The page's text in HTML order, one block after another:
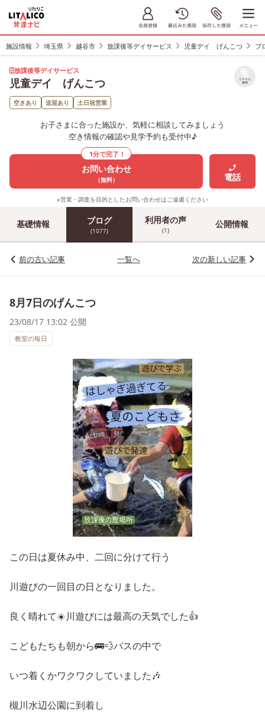
施設情報 埼玉県 越谷市 放課後等デイサービス 児童デイ げんこつ ブ
放課後等デイサービス
児童デイ げんこつ リストに
保存
空きあり 送迎あり 土日祝営業
お子さまに合った施設か、気軽に相談してみましょう
空き情報の確認や見学予約も受付中♪
1分で完了！
お問い合わせ
（無料） 電話
※営業・調査を目的としたお問い合わせはご遠慮ください
基礎情報 ブログ
(1077)
利用者の声
(1)
公開情報
前の古い記事 一覧へ 次の新しい記事
8月7日のげんこつ
23/08/17 13:02 公開
教室の毎日
この日は夏休み中、二回に分けて行う
川遊びの一回目の日となりました。
良く晴れて☀️川遊びには最高の天気でした👍
こどもたちも朝から🚌💨バスの中で
いつ着くかワクワクしていました🎶
槻川水辺公園に到着し